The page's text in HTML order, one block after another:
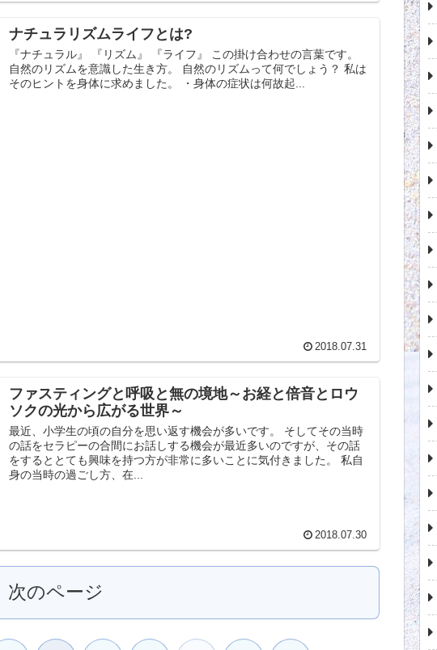
ナチュラリズムライフとは?
『ナチュラル』 『リズム』 『ライフ』 この掛け合わせの言葉です。
自然のリズムを意識した生き方。 自然のリズムって何でしょう？ 私は
そのヒントを身体に求めました。 ・身体の症状は何故起...
2018.07.31
ファスティングと呼吸と無の境地～お経と倍音とロウ
ソクの光から広がる世界～
最近、小学生の頃の自分を思い返す機会が多いです。 そしてその当時
の話をセラピーの合間にお話しする機会が最近多いのですが、その話
をするととても興味を持つ方が非常に多いことに気付きました。 私自
身の当時の過ごし方、在...
2018.07.30
次のページ